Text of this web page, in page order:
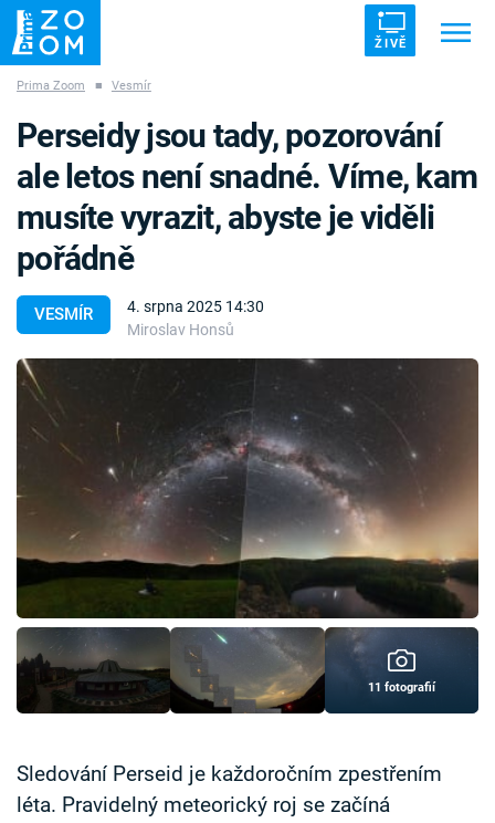
ŽIVĚ
ZÁHADY VETŘELCI DÁVNOVĚKU
Témata
Témata
Pořady
TV Program
Sledujte prima+
Přihlášení
Prima Zoom ■ Vesmír
VESMÍR
4. srpna 2025 14:30
Miroslav Honsů
Perseidy jsou tady, pozorování
ale letos není snadné. Víme, kam
musíte vyrazit, abyste je viděli
pořádně
11 fotografií
Sledování Perseid je každoročním zpestřením
léta. Pravidelný meteorický roj se začíná